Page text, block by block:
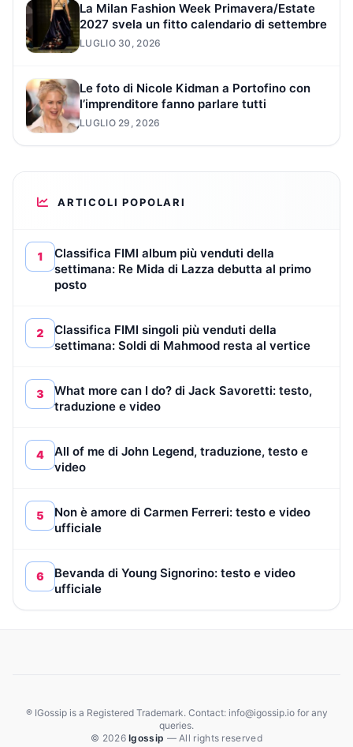
La Milan Fashion Week Primavera/Estate
2027 svela un fitto calendario di settembre
LUGLIO 30, 2026
Le foto di Nicole Kidman a Portofino con
l’imprenditore fanno parlare tutti
LUGLIO 29, 2026
ARTICOLI POPOLARI
1
Classifica FIMI album più venduti della
settimana: Re Mida di Lazza debutta al primo
posto
2
Classifica FIMI singoli più venduti della
settimana: Soldi di Mahmood resta al vertice
3
What more can I do? di Jack Savoretti: testo,
traduzione e video
4
All of me di John Legend, traduzione, testo e
video
5
Non è amore di Carmen Ferreri: testo e video
ufficiale
6
Bevanda di Young Signorino: testo e video
ufficiale
® IGossip is a Registered Trademark. Contact: info@igossip.io for any
queries.
© 2026Igossip — All rights reserved